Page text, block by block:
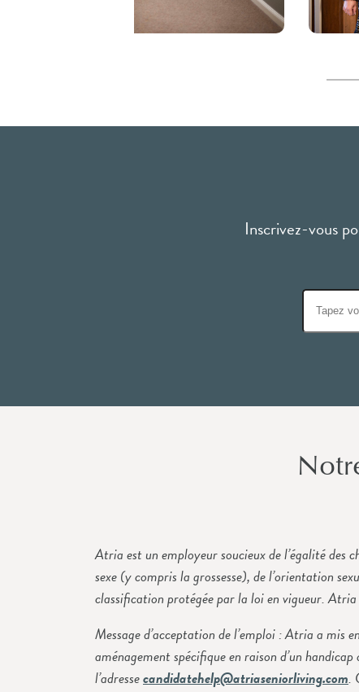
Inscrivez-vous
Atria est un employeur soucieux de l’égalité des
sexe (y compris la grossesse), de l’orientation
classification protégée par la loi en vigueur.
Message d’acceptation de l’emploi : Atria a mis
aménagement spécifique en raison d’un
l’adressecandidatehelp@atriaseniorliving.com.